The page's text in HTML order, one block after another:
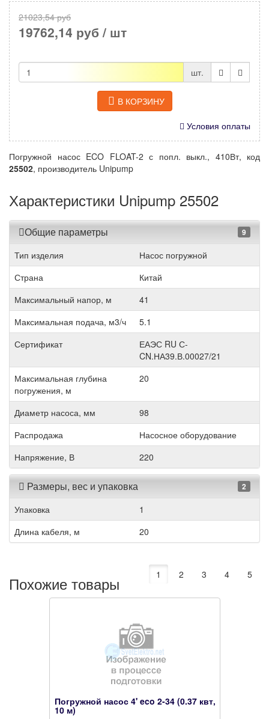
21023,54 руб
19762,14 руб / шт
шт.
В КОРЗИНУ
Условия оплаты
Погружной насос ECO FLOAT-2 с попл. выкл., 410Вт, код
25502, производитель Unipump
Характеристики Unipump 25502
Общие параметры 9
Тип изделия
Насос погружной
Страна
Китай
Максимальный напор, м
41
Максимальная подача, м3/ч
5.1
Сертификат
ЕАЭС RU С-
CN.НА39.В.00027/21
Максимальная глубина
погружения, м
20
Диаметр насоса, мм
98
Распродажа
Насосное оборудование
Напряжение, В
220
Размеры, вес и упаковка 2
Упаковка
1
Длина кабеля, м
20
Похожие товары 1 2 3 4 5
Погружной насос 4' eco 2-34 (0.37 квт,
10 м)